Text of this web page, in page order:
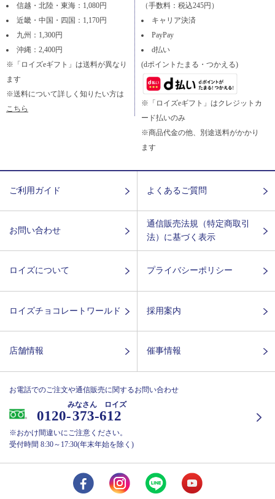
信越・北陸・東海：1,080円
近畿・中国・四国：1,170円
九州：1,300円
沖縄：2,400円
※「ロイズeギフト」は送料が異なり
ます
※送料について詳しく知りたい方は
こちら
（手数料：税込245円）
キャリア決済
PayPay
d払い
(dポイントたまる・つかえる)
※「ロイズeギフト」はクレジットカ
ード払いのみ
※商品代金の他、別途送料がかかり
ます
ご利用ガイド よくあるご質問
お問い合わせ
通信販売法規（特定商取引
法）に基づく表示
ロイズについて プライバシーポリシー
ロイズチョコレートワールド 採用案内
店舗情報 催事情報
お電話でのご注文や通信販売に関するお問い合わせ
0120-373-612
みなさん ロイズ
※おかけ間違いにご注意ください。
受付時間 8:30～17:30(年末年始を除く)